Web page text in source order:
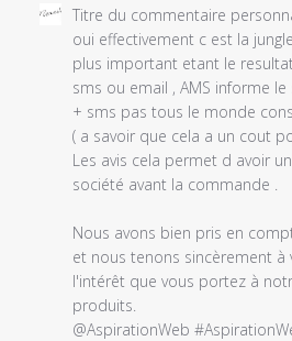
Commentaires
propriétaire
magasin
l'examen
commentaire
personnalisé
Titre du commentaire
oui effectivement c est la
plus important etant le
sms ou email , AMS informe
+ sms pas tous le monde
( a savoir que cela a un cout
Les avis cela permet d avoir
société avant la commande .
Nous avons bien pris en
et nous tenons sincèrement à
l'intérêt que vous portez à
produits.
@AspirationWeb